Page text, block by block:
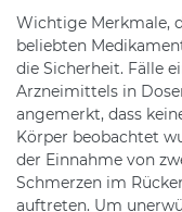
Wichtige Merkmale,
beliebten
die Sicherheit. Fälle
Arzneimittels in
angemerkt, dass
Körper beobachtet
der Einnahme von
Schmerzen im
auftreten. Um